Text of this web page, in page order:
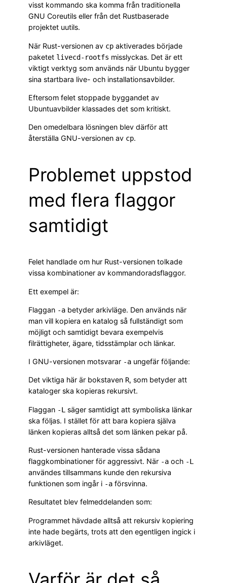
visst kommando ska komma från traditionella
GNU Coreutils eller från det Rustbaserade
projektet uutils.
När Rust-versionen av cp aktiverades började
paketet livecd-rootfs misslyckas. Det är ett
viktigt verktyg som används när Ubuntu bygger
sina startbara live- och installationsavbilder.
Eftersom felet stoppade byggandet av
Ubuntuavbilder klassades det som kritiskt.
Den omedelbara lösningen blev därför att
återställa GNU-versionen av cp.
Problemet uppstod
med flera flaggor
samtidigt
Felet handlade om hur Rust-versionen tolkade
vissa kombinationer av kommandoradsflaggor.
Ett exempel är:
Flaggan -a betyder arkivläge. Den används när
man vill kopiera en katalog så fullständigt som
möjligt och samtidigt bevara exempelvis
filrättigheter, ägare, tidsstämplar och länkar.
I GNU-versionen motsvarar -a ungefär följande:
Det viktiga här är bokstaven R, som betyder att
kataloger ska kopieras rekursivt.
Flaggan -L säger samtidigt att symboliska länkar
ska följas. I stället för att bara kopiera själva
länken kopieras alltså det som länken pekar på.
Rust-versionen hanterade vissa sådana
flaggkombinationer för aggressivt. När -a och -L
användes tillsammans kunde den rekursiva
funktionen som ingår i -a försvinna.
Resultatet blev felmeddelanden som:
Programmet hävdade alltså att rekursiv kopiering
inte hade begärts, trots att den egentligen ingick i
arkivläget.